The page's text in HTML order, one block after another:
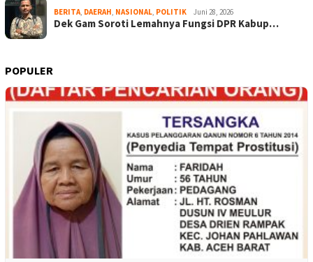
BERITA, DAERAH, NASIONAL, POLITIK Juni 28, 2026
Dek Gam Soroti Lemahnya Fungsi DPR Kabup…
POPULER